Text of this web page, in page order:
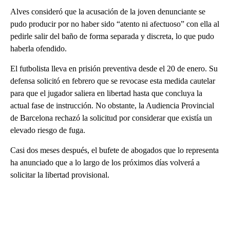
Alves consideró que la acusación de la joven denunciante se
pudo producir por no haber sido “atento ni afectuoso” con ella al
pedirle salir del baño de forma separada y discreta, lo que pudo
haberla ofendido.
El futbolista lleva en prisión preventiva desde el 20 de enero. Su
defensa solicitó en febrero que se revocase esta medida cautelar
para que el jugador saliera en libertad hasta que concluya la
actual fase de instrucción. No obstante, la Audiencia Provincial
de Barcelona rechazó la solicitud por considerar que existía un
elevado riesgo de fuga.
Casi dos meses después, el bufete de abogados que lo representa
ha anunciado que a lo largo de los próximos días volverá a
solicitar la libertad provisional.